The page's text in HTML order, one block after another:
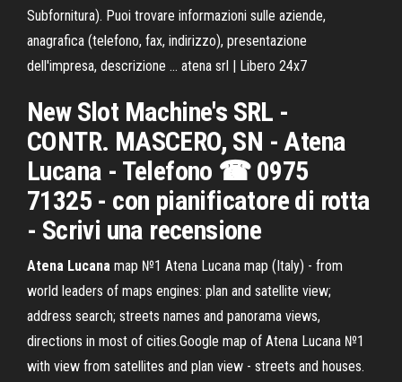
Subfornitura). Puoi trovare informazioni sulle aziende,
anagrafica (telefono, fax, indirizzo), presentazione
dell'impresa, descrizione ... atena srl | Libero 24x7
New Slot Machine's SRL -
CONTR. MASCERO, SN - Atena
Lucana - Telefono ☎ 0975
71325 - con pianificatore di rotta
- Scrivi una recensione
Atena Lucana map №1 Atena Lucana map (Italy) - from
world leaders of maps engines: plan and satellite view;
address search; streets names and panorama views,
directions in most of cities.Google map of Atena Lucana №1
with view from satellites and plan view - streets and houses.